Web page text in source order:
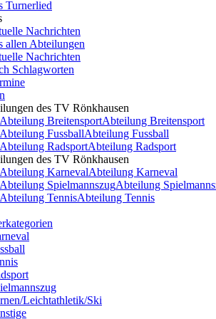
Turnerlied
Nachrichten
allen Abteilungen
Nachrichten
Schlagworten
des TV Rönkhausen
Abteilung Breitensport
Abteilung Fussball
Abteilung Radsport
des TV Rönkhausen
Abteilung Karneval
Abteilung
Abteilung Tennis
Leichtathletik/Ski